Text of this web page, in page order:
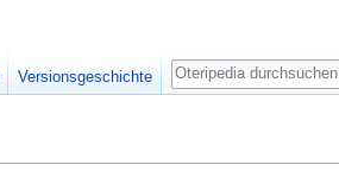
Versionsgeschichte
Suche